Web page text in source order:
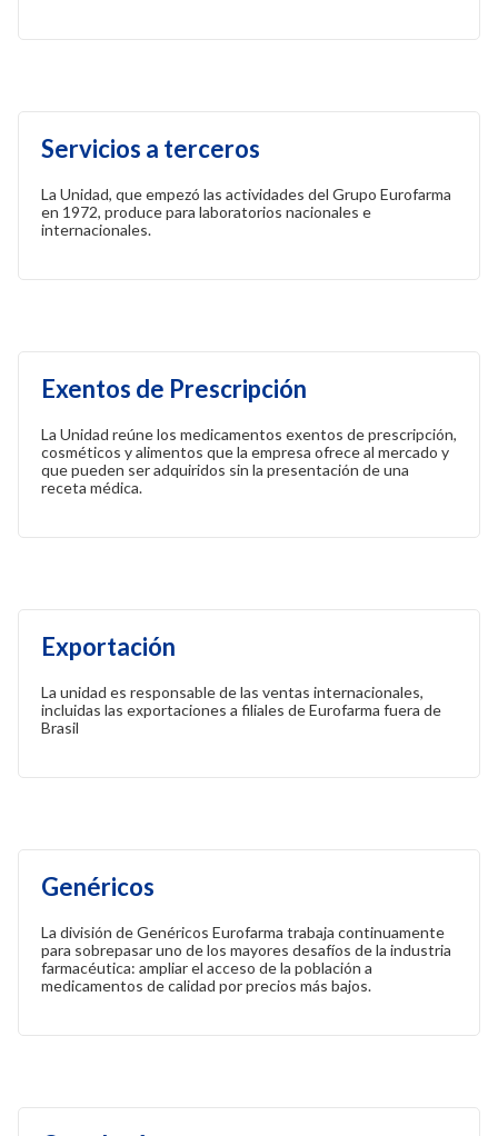
Servicios a terceros
La Unidad, que empezó las actividades del Grupo Eurofarma
en 1972, produce para laboratorios nacionales e
internacionales.
Exentos de Prescripción
La Unidad reúne los medicamentos exentos de prescripción,
cosméticos y alimentos que la empresa ofrece al mercado y
que pueden ser adquiridos sin la presentación de una
receta médica.
Exportación
La unidad es responsable de las ventas internacionales,
incluidas las exportaciones a filiales de Eurofarma fuera de
Brasil
Genéricos
La división de Genéricos Eurofarma trabaja continuamente
para sobrepasar uno de los mayores desafíos de la industria
farmacéutica: ampliar el acceso de la población a
medicamentos de calidad por precios más bajos.